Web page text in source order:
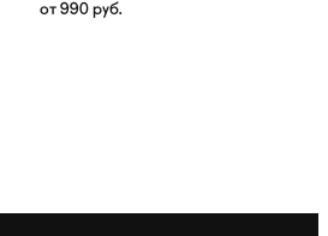
от 990 руб.